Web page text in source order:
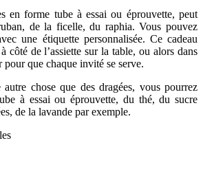
en forme tube à essai ou éprouvette, peut
de la ficelle, du raphia. Vous pouvez
une étiquette personnalisée. Ce cadeau
côté de l’assiette sur la table, ou alors dans
que chaque invité se serve.
chose que des dragées, vous pourrez
à essai ou éprouvette, du thé, du sucre
de la lavande par exemple.